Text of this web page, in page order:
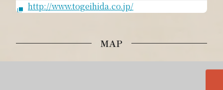
http://www.togeihida.co.jp/
MAP